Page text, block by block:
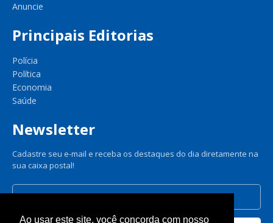
Anuncie
Principais Editorias
Polícia
Política
Economia
Saúde
Newsletter
Cadastre seu e-mail e receba os destaques do dia diretamente na
sua caixa postal!
Ao usar este site, você concorda com nosso